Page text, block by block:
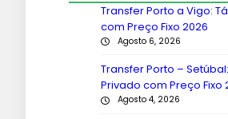
Transfer Porto a Vigo:
com Preço Fixo 2026
Agosto 6, 2026
Transfer Porto –
Privado com Preço Fixo
Agosto 4, 2026